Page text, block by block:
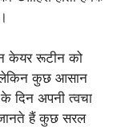
केयर रूटीन को
लेकिन कुछ आसान
दिन अपनी त्वचा
हैं कुछ सरल